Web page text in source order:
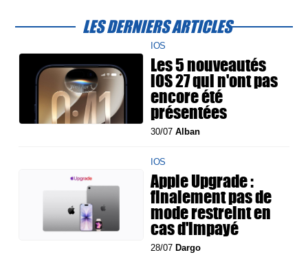
LES DERNIERS ARTICLES
IOS
Les 5 nouveautés
iOS 27 qui n'ont pas
encore été
présentées
30/07Alban
IOS
Apple Upgrade :
finalement pas de
mode restreint en
cas d'impayé
28/07 Dargo